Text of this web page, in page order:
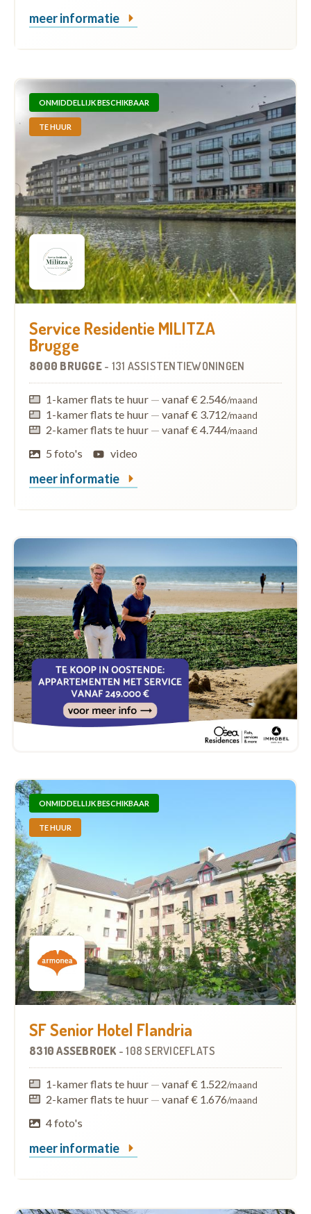
meer informatie
ONMIDDELLIJK BESCHIKBAAR
TE HUUR
Service Residentie MILITZA
Brugge
8000 BRUGGE - 131 ASSISTENTIEWONINGEN
1-kamer flats te huur — vanaf € 2.546/maand
1-kamer flats te huur — vanaf € 3.712/maand
2-kamer flats te huur — vanaf € 4.744/maand
5 foto's video
meer informatie
ONMIDDELLIJK BESCHIKBAAR
TE HUUR
SF Senior Hotel Flandria
8310 ASSEBROEK -108 SERVICEFLATS
1-kamer flats te huur — vanaf € 1.522/maand
2-kamer flats te huur — vanaf € 1.676/maand
4 foto's
meer informatie